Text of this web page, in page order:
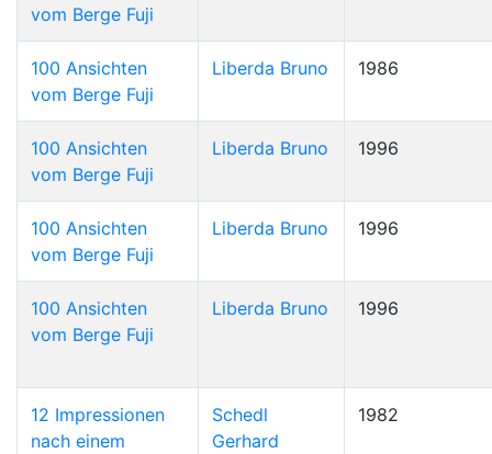
vom Berge Fuji
100 Ansichten
vom Berge Fuji
Liberda Bruno 1986
100 Ansichten
vom Berge Fuji
Liberda Bruno 1996
100 Ansichten
vom Berge Fuji
Liberda Bruno 1996
100 Ansichten
vom Berge Fuji
Liberda Bruno 1996
12 Impressionen
nach einem
Schedl
Gerhard
1982